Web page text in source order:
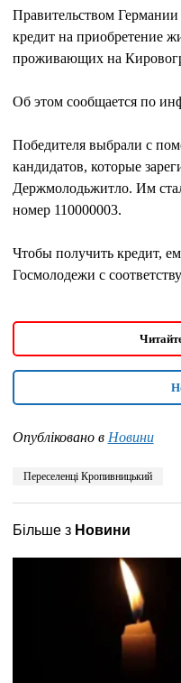
Правительством
кредит на приобретение
проживающих на
Об этом сообщается по
Победителя выбрали с
кандидатов, которые
Держмолодьжитло. Им
номер 110000003.
Чтобы получить кредит,
Госмолодежи с
Опубліковано в Новини
Переселенці Кропивницький
Більше з Новини